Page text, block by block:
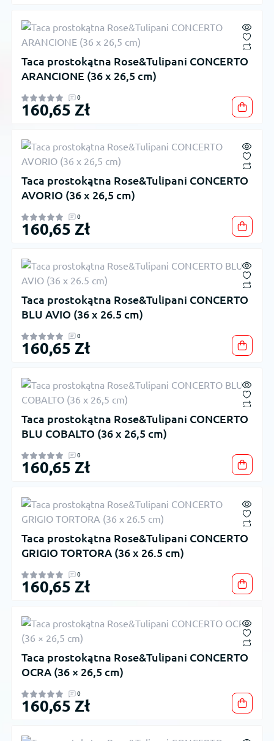
Taca prostokątna Rose&Tulipani CONCERTO
ARANCIONE (36 x 26,5 cm)
0
160,65 Zł
Taca prostokątna Rose&Tulipani CONCERTO
AVORIO (36 x 26,5 cm)
0
160,65 Zł
Taca prostokątna Rose&Tulipani CONCERTO
BLU AVIO (36 x 26.5 cm)
0
160,65 Zł
Taca prostokątna Rose&Tulipani CONCERTO
BLU COBALTO (36 x 26,5 cm)
0
160,65 Zł
Taca prostokątna Rose&Tulipani CONCERTO
GRIGIO TORTORA (36 x 26.5 cm)
0
160,65 Zł
Taca prostokątna Rose&Tulipani CONCERTO
OCRA (36 × 26,5 cm)
0
160,65 Zł